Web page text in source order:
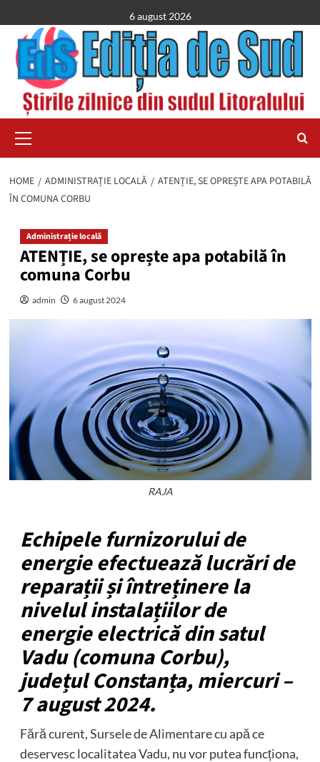
to
content
6 august 2026
Menu
HOME ADMINISTRAȚIE LOCALĂ
ATENȚIE, SE OPREȘTE APA POTABILĂ
ÎN COMUNA CORBU
Administrație locală
ATENȚIE, se oprește apa potabilă în
comuna Corbu
admin 6 august 2024
RAJA
Echipele furnizorului de
energie efectuează lucrări de
reparații și întreținere la
nivelul instalațiilor de
energie electrică din satul
Vadu (comuna Corbu),
județul Constanța, miercuri –
7 august 2024.
Fără curent, Sursele de Alimentare cu apă ce
deservesc localitatea Vadu, nu vor putea funcționa,